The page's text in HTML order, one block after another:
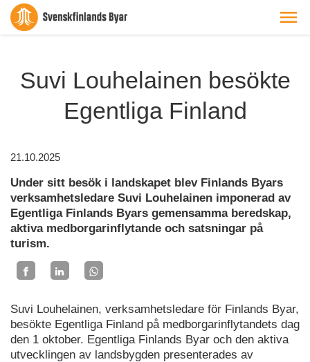
Suvi Louhelainen besökte
Egentliga Finland
21.10.2025
Under sitt besök i landskapet blev Finlands Byars
verksamhetsledare Suvi Louhelainen imponerad av
Egentliga Finlands Byars gemensamma beredskap,
aktiva medborgarinflytande och satsningar på
turism.
Suvi Louhelainen, verksamhetsledare för Finlands Byar,
besökte Egentliga Finland på medborgarinflytandets dag
den 1 oktober. Egentliga Finlands Byar och den aktiva
utvecklingen av landsbygden presenterades av